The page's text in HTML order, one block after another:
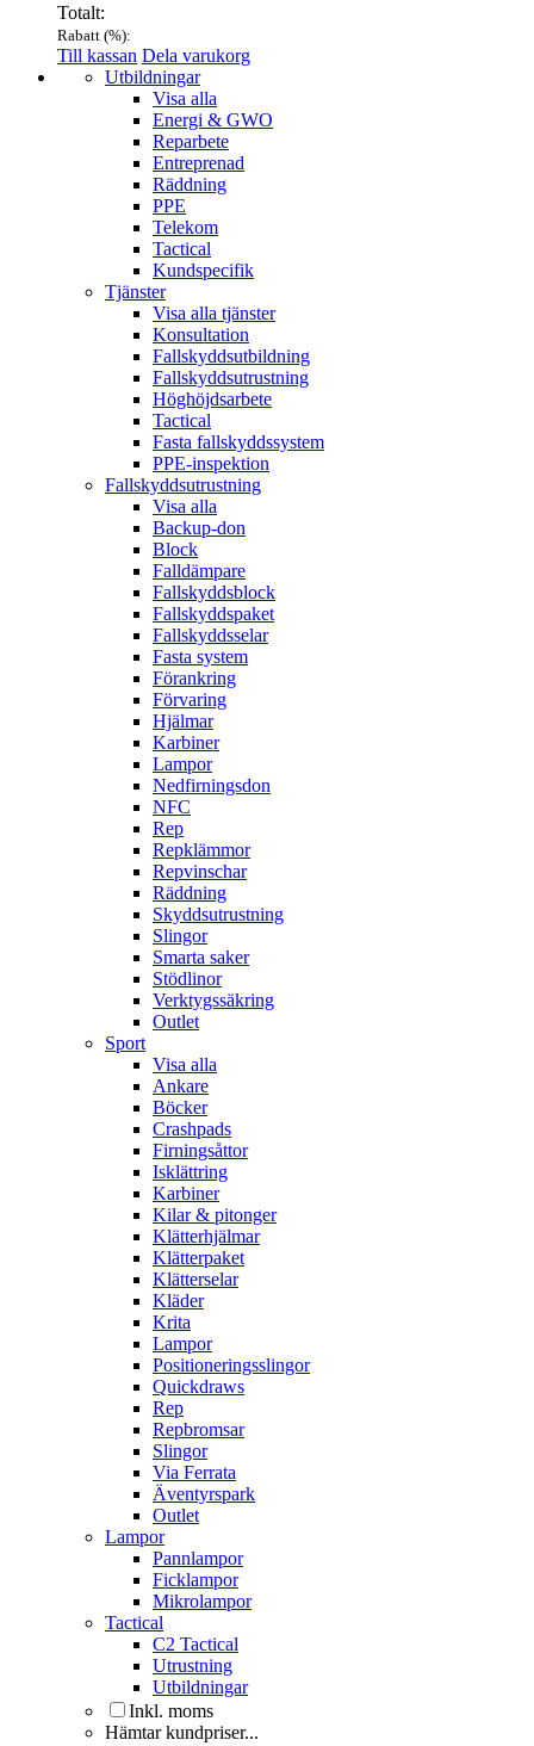
Totalt:
Rabatt (%):
Till kassan Dela varukorg
Menu Utbildningar
Visa alla
Energi & GWO
Reparbete
Entreprenad
Räddning
PPE
Telekom
Tactical
Kundspecifik
Tjänster
Visa alla tjänster
Konsultation
Fallskyddsutbildning
Fallskyddsutrustning
Höghöjdsarbete
Tactical
Fasta fallskyddssystem
PPE-inspektion
Fallskyddsutrustning
Visa alla
Backup-don
Block
Falldämpare
Fallskyddsblock
Fallskyddspaket
Fallskyddsselar
Fasta system
Förankring
Förvaring
Hjälmar
Karbiner
Lampor
Nedfirningsdon
NFC
Rep
Repklämmor
Repvinschar
Räddning
Skyddsutrustning
Slingor
Smarta saker
Stödlinor
Verktygssäkring
Outlet
Sport
Visa alla
Ankare
Böcker
Crashpads
Firningsåttor
Isklättring
Karbiner
Kilar & pitonger
Klätterhjälmar
Klätterpaket
Klätterselar
Kläder
Krita
Lampor
Positioneringsslingor
Quickdraws
Rep
Repbromsar
Slingor
Via Ferrata
Äventyrspark
Outlet
Lampor
Pannlampor
Ficklampor
Mikrolampor
Tactical
C2 Tactical
Utrustning
Utbildningar
Inkl. moms
Hämtar kundpriser...